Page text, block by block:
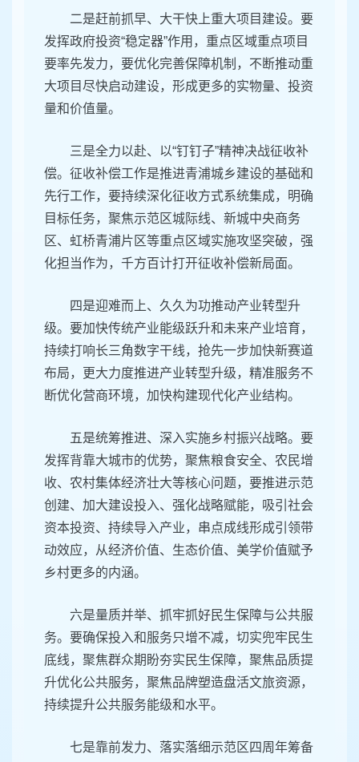
二是赶前抓早、大干快上重大项目建设。要
发挥政府投资“稳定器”作用，重点区域重点项目
要率先发力，要优化完善保障机制，不断推动重
大项目尽快启动建设，形成更多的实物量、投资
量和价值量。
三是全力以赴、以“钉钉子”精神决战征收补
偿。征收补偿工作是推进青浦城乡建设的基础和
先行工作，要持续深化征收方式系统集成，明确
目标任务，聚焦示范区城际线、新城中央商务
区、虹桥青浦片区等重点区域实施攻坚突破，强
化担当作为，千方百计打开征收补偿新局面。
四是迎难而上、久久为功推动产业转型升
级。要加快传统产业能级跃升和未来产业培育，
持续打响长三角数字干线，抢先一步加快新赛道
布局，更大力度推进产业转型升级，精准服务不
断优化营商环境，加快构建现代化产业结构。
五是统筹推进、深入实施乡村振兴战略。要
发挥背靠大城市的优势，聚焦粮食安全、农民增
收、农村集体经济壮大等核心问题，要推进示范
创建、加大建设投入、强化战略赋能，吸引社会
资本投资、持续导入产业，串点成线形成引领带
动效应，从经济价值、生态价值、美学价值赋予
乡村更多的内涵。
六是量质并举、抓牢抓好民生保障与公共服
务。要确保投入和服务只增不减，切实兜牢民生
底线，聚焦群众期盼夯实民生保障，聚焦品质提
升优化公共服务，聚焦品牌塑造盘活文旅资源，
持续提升公共服务能级和水平。
七是靠前发力、落实落细示范区四周年筹备